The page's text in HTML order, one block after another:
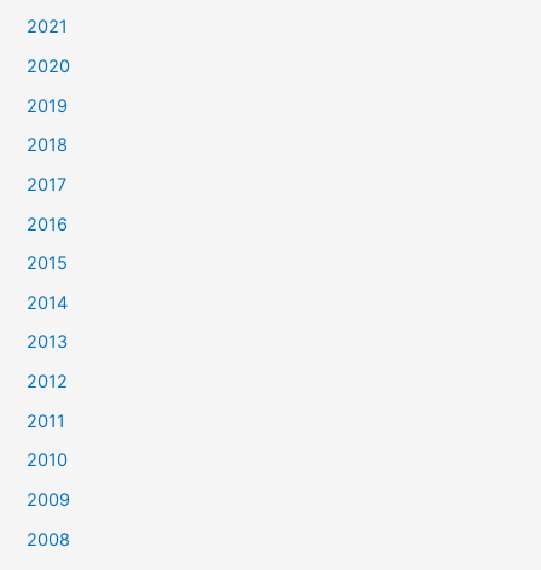
2021
2020
2019
2018
2017
2016
2015
2014
2013
2012
2011
2010
2009
2008